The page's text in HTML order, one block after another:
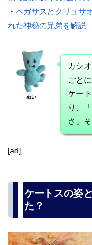
・ ペガサスとクリュサ
れた神秘の兄弟を解説
ぬい
カシ
ごと
ケー
り、
さ」
[ad]
ケートスの姿
た？